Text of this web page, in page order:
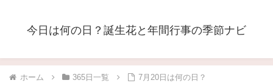
今日は何の日？誕生花と年間行事の季節ナビ
ホーム 365日一覧 7月20日は何の日？